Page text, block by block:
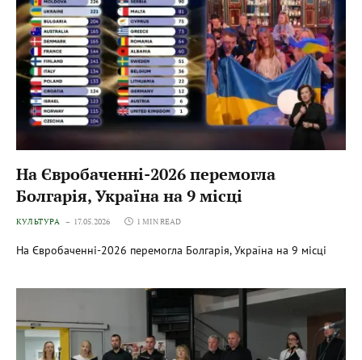
На Євробаченні-2026 перемогла
Болгарія, Україна на 9 місці
КУЛЬТУРА 17.05.2026 1 MIN READ
На Євробаченні-2026 перемогла Болгарія, Україна на 9 місці